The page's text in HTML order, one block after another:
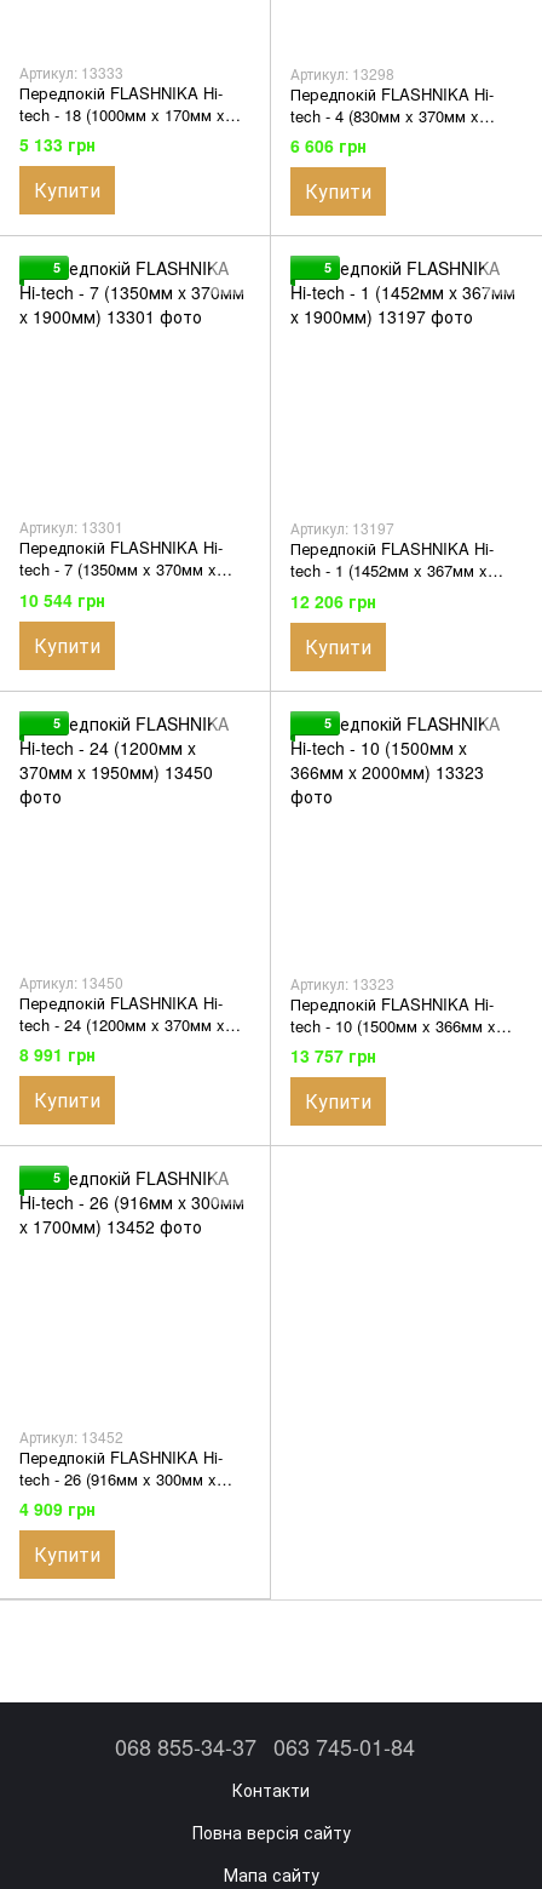
Артикул: 13333
Передпокій FLASHNIKA Hi-
tech - 18 (1000мм x 170мм x
1800мм)
5 133 грн
Купити
Артикул: 13298
Передпокій FLASHNIKA Hi-
tech - 4 (830мм x 370мм x
2000мм)
6 606 грн
Купити
5
Артикул: 13301
Передпокій FLASHNIKA Hi-
tech - 7 (1350мм x 370мм x
1900мм)
10 544 грн
Купити
5
Артикул: 13197
Передпокій FLASHNIKA Hi-
tech - 1 (1452мм x 367мм x
1900мм)
12 206 грн
Купити
5
Артикул: 13450
Передпокій FLASHNIKA Hi-
tech - 24 (1200мм x 370мм x
1950мм)
8 991 грн
Купити
5
Артикул: 13323
Передпокій FLASHNIKA Hi-
tech - 10 (1500мм x 366мм x
2000мм)
13 757 грн
Купити
5
Артикул: 13452
Передпокій FLASHNIKA Hi-
tech - 26 (916мм x 300мм x
1700мм)
4 909 грн
Купити
068 855-34-37 063 745-01-84
Контакти
Повна версія сайту
Мапа сайту